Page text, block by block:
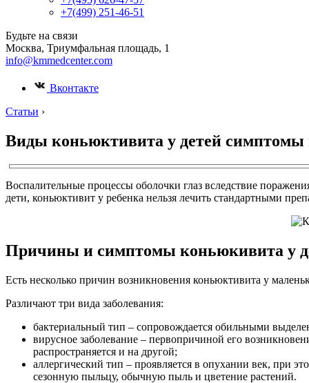
+7(499) 251-46-51
Будьте на связи
Москва, Триумфальная площадь, 1
info@kmmedcenter.com
Вконтакте
Статьи ›
Виды коньюктивита у детей симптомы
Воспалительные процессы оболочки глаз вследствие
дети, коньюктивит у ребенка нельзя лечить стандартными
Причины и симптомы коньюкивита у
Есть несколько причин возникновения коньюктивита у
Различают три вида заболевания:
бактериальный тип – сопровождается обильными
вирусное заболевание – первопричиной его
распространяется и на другой;
аллергический тип – проявляется в опухании век, при
сезонную пыльцу, обычную пыль и цветение растений.